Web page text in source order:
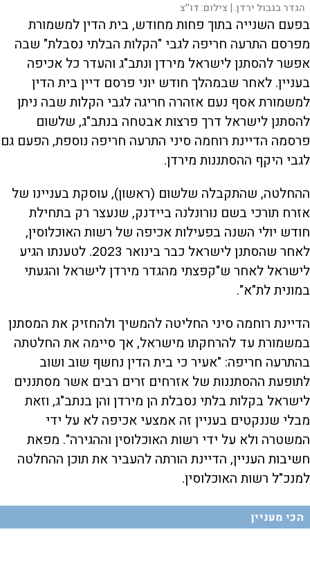
הגדר בגבול ירדן. | צילום:דו''צ
בפעם השנייה בתוך פחות מחודש, בית הדין למשמורת
מפרסם התרעה חריפה לגבי "הקלות הבלתי נסבלת" שבה
אפשר להסתנן לישראל מירדן ונתב"ג והעדר כל אכיפה
בעניין. לאחר שבמהלך חודש יוני פרסם דיין בית הדין
למשמורת אסף נעם אזהרה חריגה לגבי הקלות שבה ניתן
להסתנן לישראל דרך פרצות אבטחה בנתב"ג, שלשום
פרסמה הדיינת רוחמה סיני התרעה חריפה נוספת, הפעם גם
לגבי היקף ההסתננות מירדן.
ההחלטה, שהתקבלה שלשום (ראשון), עוסקת בעניינו של
אזרח תורכי בשם נורונלנה ביידנק, שנעצר רק בתחילת
חודש יולי השנה בפעילות אכיפה של רשות האוכלוסין,
לאחר שהסתנן לישראל כבר בינואר 2023. לטענתו הגיע
לישראל לאחר ש"קפצתי מהגדר מירדן לישראל והגעתי
במונית לת"א".
הדיינת רוחמה סיני החליטה להמשיך ולהחזיק את המסתנן
במשמורת עד להרחקתו מישראל, אך סיימה את החלטתה
בהתרעה חריפה: "אעיר כי בית הדין נחשף שוב ושוב
לתופעת ההסתננות של אזרחים זרים רבים אשר מסתננים
לישראל בקלות בלתי נסבלת הן מירדן והן בנתב"ג, וזאת
מבלי שננקטים בעניין זה אמצעי אכיפה לא על ידי
המשטרה ולא על ידי רשות האוכלוסין וההגירה". מפאת
חשיבות העניין, הדיינת הורתה להעביר את תוכן ההחלטה
למנכ"ל רשות האוכלוסין.
הכי מעניין